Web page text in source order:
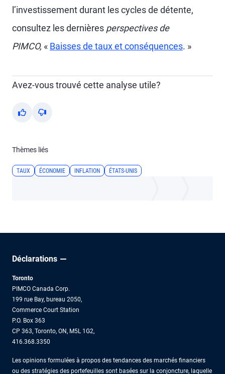
l’investissement durant les cycles de détente,
consultez les dernières perspectives de
PIMCO, « Baisses de taux et conséquences. »
Avez-vous trouvé cette analyse utile?
Yes No
Thèmes liés
TAUX ÉCONOMIE INFLATION ÉTATS-UNIS
Déclarations
Toronto
PIMCO Canada Corp.
199 rue Bay, bureau 2050,
Commerce Court Station
P.O. Box 363
CP 363, Toronto, ON, M5L 1G2,
416.368.3350
Les opinions formulées à propos des tendances des marchés financiers
ou des stratégies des portefeuilles sont basées sur la conjoncture, laquelle